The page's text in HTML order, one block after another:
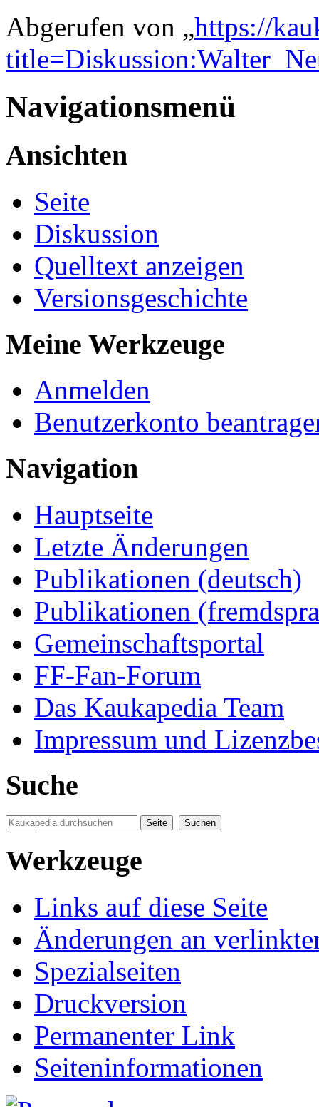
Abgerufen von „https://
Navigationsmenü
Ansichten
Seite
Diskussion
Quelltext anzeigen
Versionsgeschichte
Meine Werkzeuge
Anmelden
Benutzerkonto
Navigation
Hauptseite
Letzte Änderungen
Publikationen (deutsch)
Publikationen
Gemeinschaftsportal
FF-Fan-Forum
Das Kaukapedia Team
Impressum und
Suche
Werkzeuge
Links auf diese Seite
Änderungen an
Spezialseiten
Druckversion
Permanenter Link
Seiten­informationen